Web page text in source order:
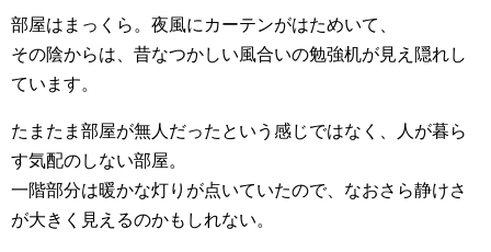
部屋はまっくら。夜風にカーテンがはためいて、
その陰からは、昔なつかしい風合いの勉強机が見え隠れし
ています。
たまたま部屋が無人だったという感じではなく、人が暮ら
す気配のしない部屋。
一階部分は暖かな灯りが点いていたので、なおさら静けさ
が大きく見えるのかもしれない。